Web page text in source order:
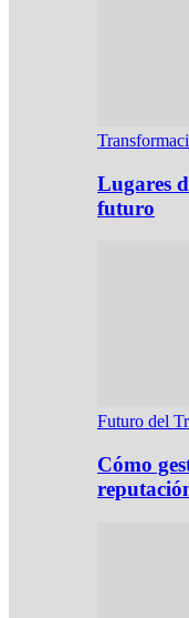
Lugares
futuro
Futuro del
Cómo